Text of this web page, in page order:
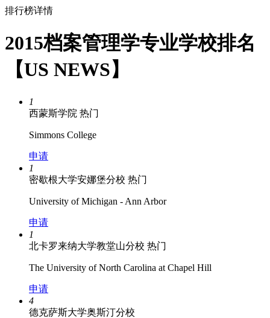
排行榜详情
2015档案管理学专业学校排名
【US NEWS】
1
西蒙斯学院 热门
Simmons College
申请
1
密歇根大学安娜堡分校 热门
University of Michigan - Ann Arbor
申请
1
北卡罗来纳大学教堂山分校 热门
The University of North Carolina at Chapel Hill
申请
4
德克萨斯大学奥斯汀分校